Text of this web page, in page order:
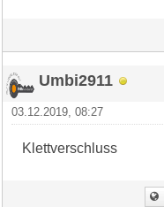
Umbi2911
03.12.2019, 08:27
Klettverschluss